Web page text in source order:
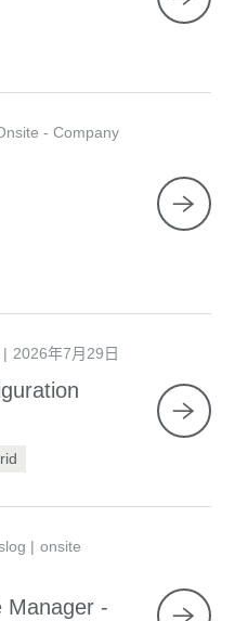
- Company
2026年7月29日
onsite
Manager -